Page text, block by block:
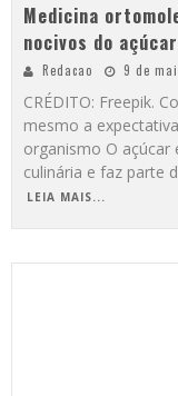
Medicina
nocivos do açúcar
Redacao 9 de
CRÉDITO: Freepik.
mesmo a
organismo O açúcar
culinária e faz parte
LEIA MAIS...